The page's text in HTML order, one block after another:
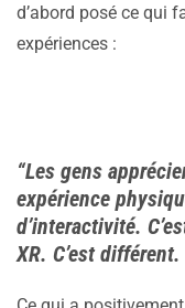
d’abord posé ce qui
expériences :
“Les gens
expérience
d’interactivité.
XR. C’est différent.